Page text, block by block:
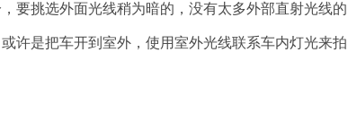
挑选外面光线稍为暗的，没有太多外部直射光线的
许是把车开到室外，使用室外光线联系车内灯光来拍